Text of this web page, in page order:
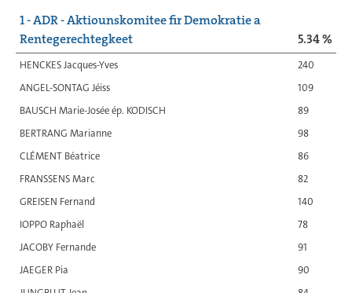
1 - ADR - Aktiounskomitee fir Demokratie a
Rentegerechtegkeet
5.34 %
HENCKES Jacques-Yves
240
ANGEL-SONTAG Jéiss
109
BAUSCH Marie-Josée ép. KODISCH
89
BERTRANG Marianne
98
CLÉMENT Béatrice
86
FRANSSENS Marc
82
GREISEN Fernand
140
IOPPO Raphaël
78
JACOBY Fernande
91
JAEGER Pia
90